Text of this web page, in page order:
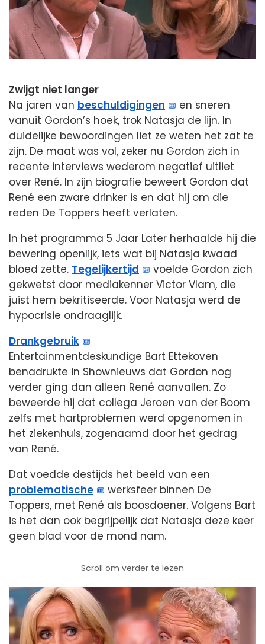
Zwijgt niet langer
Na jaren van beschuldigingen
en sneren
vanuit Gordon’s hoek, trok Natasja de lijn. In
duidelijke bewoordingen liet ze weten het zat te
zijn. De maat was vol, zeker nu Gordon zich in
recente interviews wederom negatief uitliet
over René. In zijn biografie beweert Gordon dat
René een zware drinker is en dat hij om die
reden De Toppers heeft verlaten.
In het programma 5 Jaar Later herhaalde hij die
bewering openlijk, iets wat bij Natasja kwaad
bloed zette. Tegelijkertijd
voelde Gordon zich
gekwetst door mediakenner Victor Vlam, die
juist hem bekritiseerde. Voor Natasja werd de
hypocrisie ondraaglijk.
Drankgebruik
Entertainmentdeskundige Bart Ettekoven
benadrukte in Shownieuws dat Gordon nog
verder ging dan alleen René aanvallen. Zo
beweerde hij dat collega Jeroen van der Boom
zelfs met hartproblemen werd opgenomen in
het ziekenhuis, zogenaamd door het gedrag
van René.
Dat voedde destijds het beeld van een
problematische
werksfeer binnen De
Toppers, met René als boosdoener. Volgens Bart
is het dan ook begrijpelijk dat Natasja deze keer
geen blad voor de mond nam.
Scroll om verder te lezen